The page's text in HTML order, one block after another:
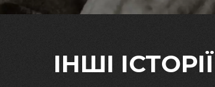
ІНШІ ІСТОРІЇ